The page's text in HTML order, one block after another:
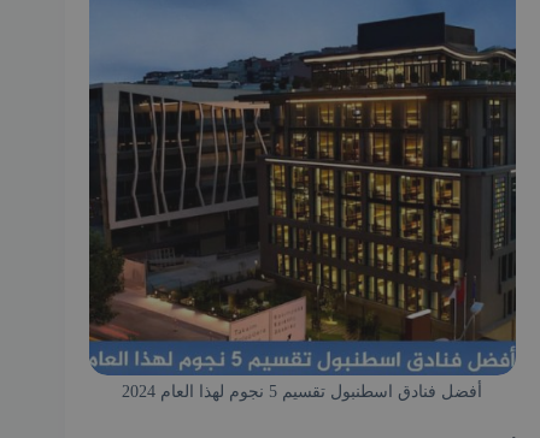
أفضل فنادق اسطنبول تقسيم 5 نجوم لهذا العام 2024